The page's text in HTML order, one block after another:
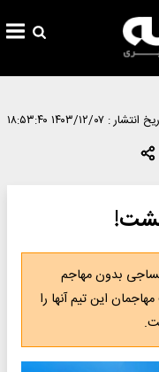
انتشار : ۱۴۰۳/۱۲/۰۷ ۱۸:۵۳:۴۰
نساجی بدون مهاجم
این تیم آنها را